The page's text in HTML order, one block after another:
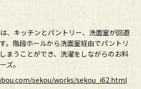
、キッチンとパントリー、洗面室が回遊
。階段ホールから洗面室経由でパントリ
まうことができ、洗濯をしながらのお料
ズ。
sekou/works/sekou_i62.html